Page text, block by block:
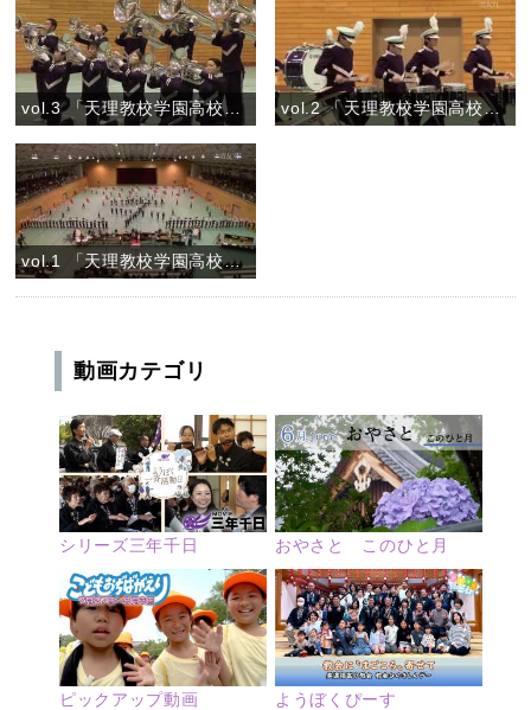
vol.3 「天理教校学園高校マーチングバンドVIOLET IMPULSE」 vol.2 「天理教校学園高校マーチングバンドVIOLET IMPULSE」
vol.1 「天理教校学園高校マーチングバンドVIOLET IMPULSE」
動画カテゴリ
シリーズ三年千日 おやさと このひと月
ピックアップ動画 ようぼくぴーす